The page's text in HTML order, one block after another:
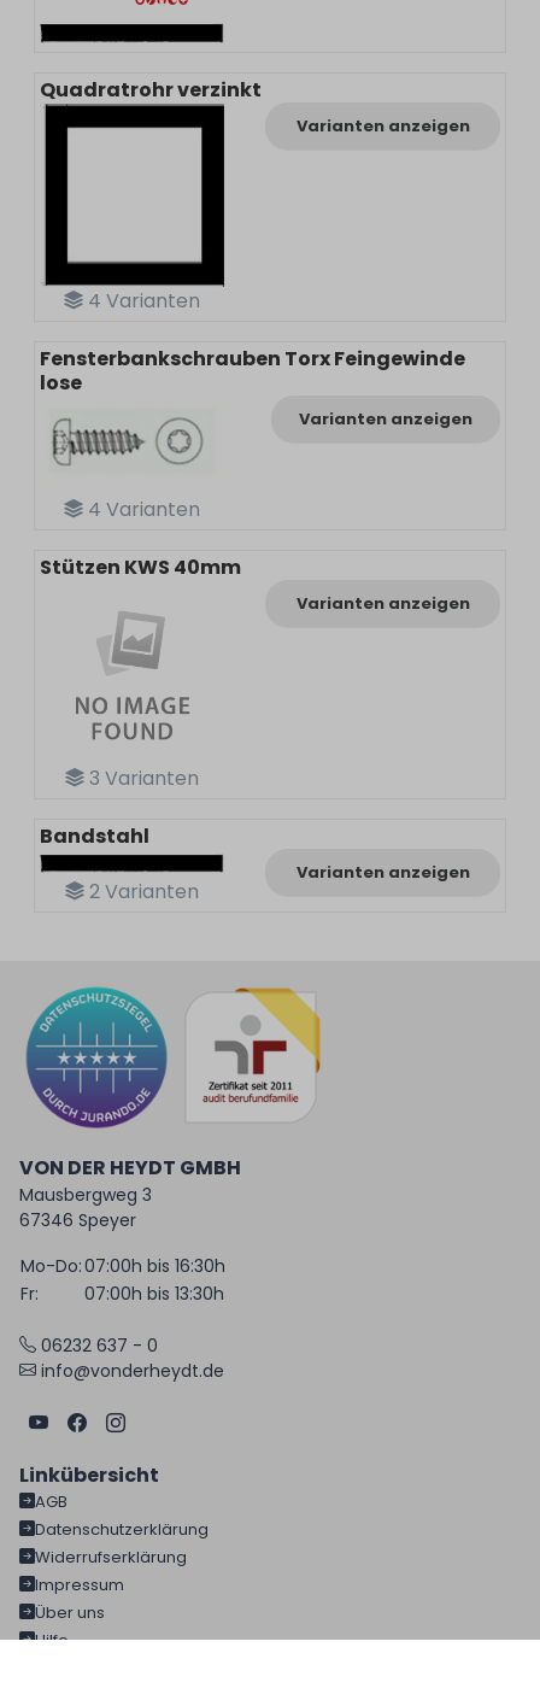
4 Varianten
Quadratrohr verzinkt
Varianten anzeigen
4 Varianten
Fensterbankschrauben Torx Feingewinde
lose
Varianten anzeigen
3 Varianten
Stützen KWS 40mm
Varianten anzeigen
2Varianten
Bandstahl
Varianten anzeigen
VON DER HEYDT GMBH
Mausbergweg 3
67346 Speyer
Mo-Do:07:00h bis 16:30h
Fr:
07:00h bis 13:30h
06232 637 - 0
info@vonderheydt.de
Linkübersicht
AGB
Datenschutzerklärung
Widerrufserklärung
Impressum
Über uns
Hilfe